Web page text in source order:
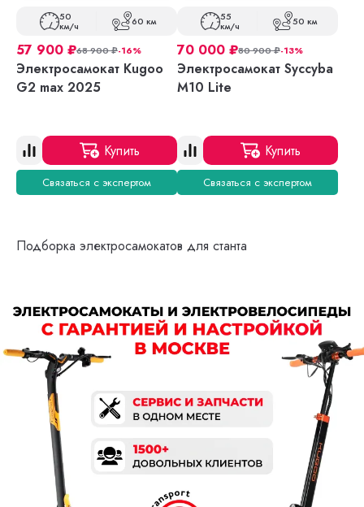
50
км/ч 60 км
57 900 ₽68 900₽-16%
Электросамокат Kugoo
G2 max 2025
Купить
Связаться с экспертом
55
км/ч 50 км
70 000 ₽80 900₽-13%
Электросамокат Syccyba
M10 Lite
Купить
Связаться с экспертом
Подборка электросамокатов для станта